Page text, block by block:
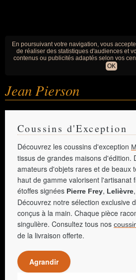
En poursuivant votre navigation, vous
de réaliser des statistiques d'audiences et
contenus ou publicités adaptés selon vos
OK
Jean Pierson
Coussins d'Exception
Découvrez les coussins d'exception
tissus de grandes maisons d'édition.
amateurs d'objets rares et de beaux
haut de gamme valorisent l'artisanat
étoffes signées Pierre Frey, Lelièvre,
Découvrez notre sélection exclusive
conçus à la main. Chaque pièce
singulière. Consultez tous nos
de la livraison offerte.
Agrandir